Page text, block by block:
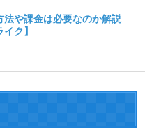
法や課金は必要なのか解説
ク】